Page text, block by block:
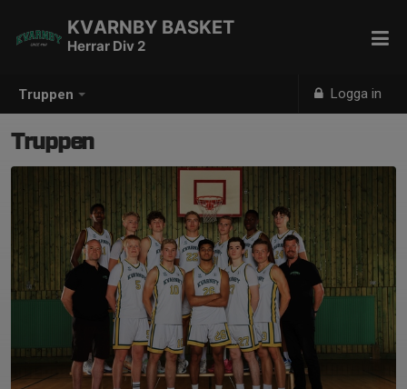
Truppen Logga in
KVARNBY BASKET
Herrar Div 2
Truppen